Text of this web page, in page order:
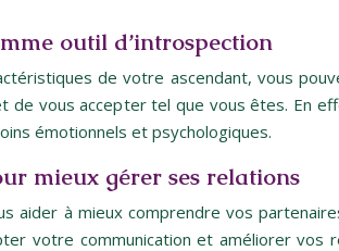
outil d’introspection
de votre ascendant, vous
de vous accepter tel que vous êtes. En
émotionnels et psychologiques.
mieux gérer ses relations
aider à mieux comprendre vos
votre communication et améliorer vos